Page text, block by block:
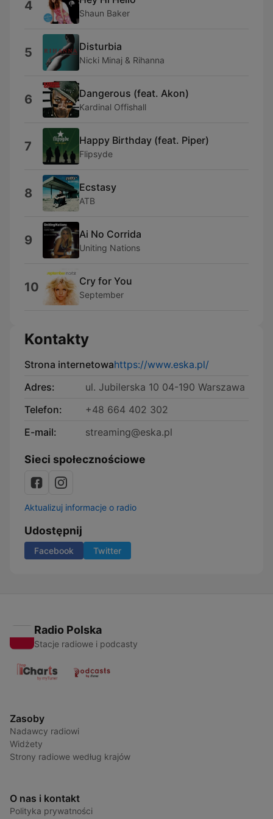
4 Shaun Baker
5 Disturbia
Nicki Minaj & Rihanna
6 Dangerous (feat. Akon)
Kardinal Offishall
7 Happy Birthday (feat. Piper)
Flipsyde
8 Ecstasy
ATB
9 Ai No Corrida
Uniting Nations
10 Cry for You
September
Kontakty
Strona internetowahttps://www.eska.pl/
Adres:
ul. Jubilerska 10 04-190 Warszawa
Telefon:
+48 664 402 302
E-mail:
streaming@eska.pl
Sieci społecznościowe
Aktualizuj informacje o radio
Udostępnij
Facebook Twitter
Radio Polska
Stacje radiowe i podcasty
Zasoby
Nadawcy radiowi
Widżety
Strony radiowe według krajów
O nas i kontakt
Polityka prywatności